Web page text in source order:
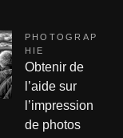
PHOTOGRAP
HIE
Obtenir de
l’aide sur
l’impression
de photos